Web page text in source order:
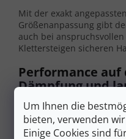
Um Ihnen die
bieten, verwenden
Einige Cookies sind
Mit der exakt
Größenanpassung gibt
auch bei
Klettersteigen sicheren
Performance auf
Dämpfung und
DieVibram Megagrip-
bewerteten Outdoor-
nassem Fels und Geröll.